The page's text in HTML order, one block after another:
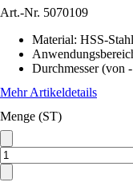
Art.-Nr. 5070109
Material: HSS-
Durchmesser (von
Mehr Artikeldetails
Menge (ST)